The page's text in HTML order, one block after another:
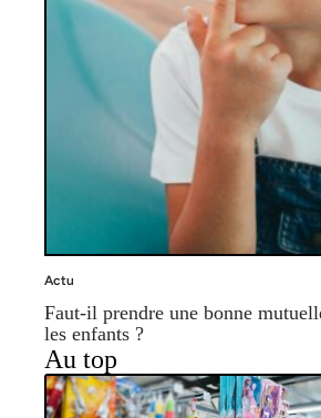
Actu
Faut-il prendre une bonne
les enfants ?
Au top